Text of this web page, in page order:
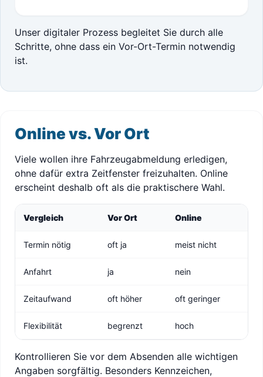
Unser digitaler Prozess begleitet Sie durch alle
Schritte, ohne dass ein Vor-Ort-Termin notwendig
ist.
Online vs. Vor Ort
Viele wollen ihre Fahrzeugabmeldung erledigen,
ohne dafür extra Zeitfenster freizuhalten. Online
erscheint deshalb oft als die praktischere Wahl.
Vergleich Vor Ort Online
Termin nötig oft ja meist nicht
Anfahrt ja nein
Zeitaufwand oft höher oft geringer
Flexibilität begrenzt hoch
Kontrollieren Sie vor dem Absenden alle wichtigen
Angaben sorgfältig. Besonders Kennzeichen,